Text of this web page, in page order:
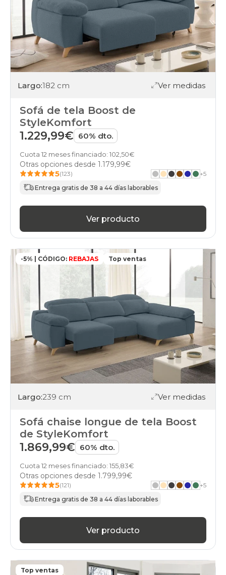
Largo:182 cm Ver medidas
Sofá de tela Boost de
StyleKomfort
1.229,99€ 60% dto.
Cuota 12 meses financiado: 102,50€
Otras opciones desde 1.179,99€
5(123) +5
Entrega gratis de 38 a 44 días laborables
Ver producto
-5% | CÓDIGO: REBAJAS Top ventas
Largo:239 cm Ver medidas
Sofá chaise longue de tela Boost
de StyleKomfort
1.869,99€ 60% dto.
Cuota 12 meses financiado: 155,83€
Otras opciones desde 1.799,99€
5(121) +5
Entrega gratis de 38 a 44 días laborables
Ver producto
Top ventas